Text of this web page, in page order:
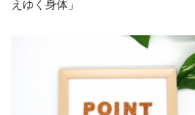
えゆく身体」